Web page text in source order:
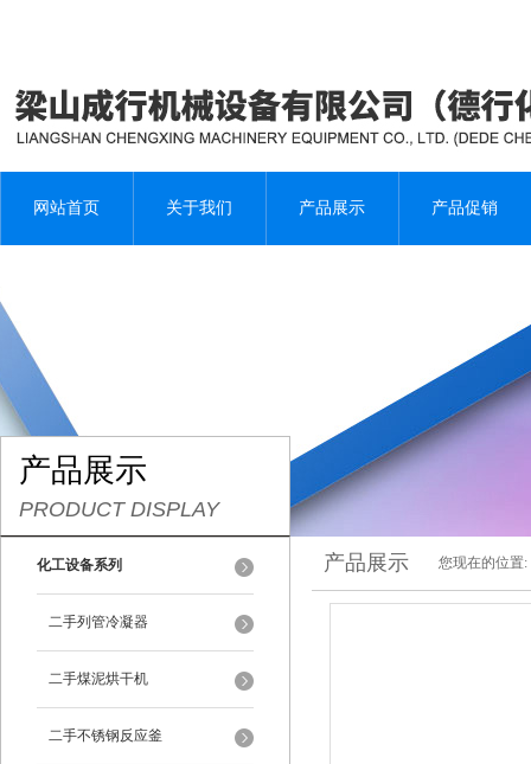
网站首页 关于我们 产品展示 产品促销
产品展示
PRODUCT DISPLAY
化工设备系列
二手列管冷凝器
二手煤泥烘干机
二手不锈钢反应釜
产品展示 您现在的位置: